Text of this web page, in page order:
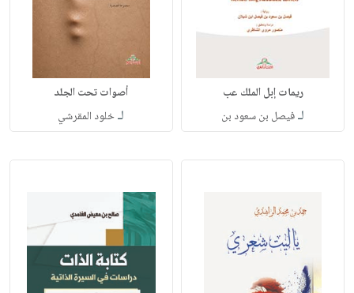
ريمات إبل الملك عب
لـفيصل بن سعود بن
أصوات تحت الجلد
لـخلود المقرشي